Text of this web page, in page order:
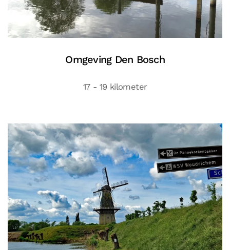
Omgeving Den Bosch
17 - 19 kilometer